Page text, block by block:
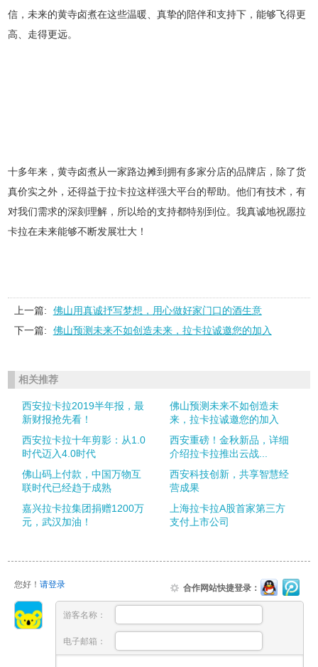
信，未来的黄寺卤煮在这些温暖、真挚的陪伴和支持下，能够飞得更
高、走得更远。
十多年来，黄寺卤煮从一家路边摊到拥有多家分店的品牌店，除了货
真价实之外，还得益于拉卡拉这样强大平台的帮助。他们有技术，有
对我们需求的深刻理解，所以给的支持都特别到位。我真诚地祝愿拉
卡拉在未来能够不断发展壮大！
上一篇:
佛山用真诚抒写梦想，用心做好家门口的酒生意
下一篇:
佛山预测未来不如创造未来，拉卡拉诚邀您的加入
相关推荐
西安拉卡拉2019半年报，最
新财报抢先看！
佛山预测未来不如创造未
来，拉卡拉诚邀您的加入
西安拉卡拉十年剪影：从1.0
时代迈入4.0时代
西安重磅！金秋新品，详细
介绍拉卡拉推出云战...
佛山码上付款，中国万物互
联时代已经趋于成熟
西安科技创新，共享智慧经
营成果
嘉兴拉卡拉集团捐赠1200万
元，武汉加油！
上海拉卡拉A股首家第三方
支付上市公司
您好！ 请登录 合作网站快捷登录：
游客名称：
电子邮箱：